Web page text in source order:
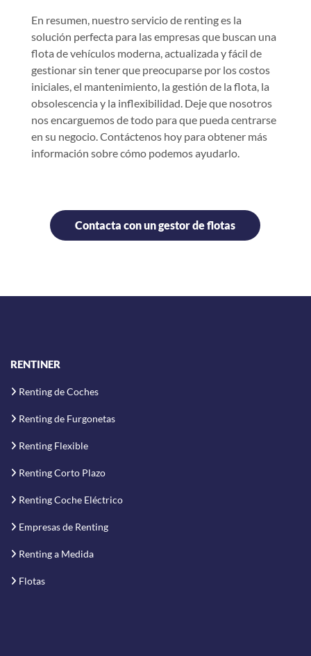
En resumen, nuestro servicio de renting es la
solución perfecta para las empresas que buscan una
flota de vehículos moderna, actualizada y fácil de
gestionar sin tener que preocuparse por los costos
iniciales, el mantenimiento, la gestión de la flota, la
obsolescencia y la inflexibilidad. Deje que nosotros
nos encarguemos de todo para que pueda centrarse
en su negocio. Contáctenos hoy para obtener más
información sobre cómo podemos ayudarlo.
Contacta con un gestor de flotas
RENTINER
Renting de Coches
Renting de Furgonetas
Renting Flexible
Renting Corto Plazo
Renting Coche Eléctrico
Empresas de Renting
Renting a Medida
Flotas